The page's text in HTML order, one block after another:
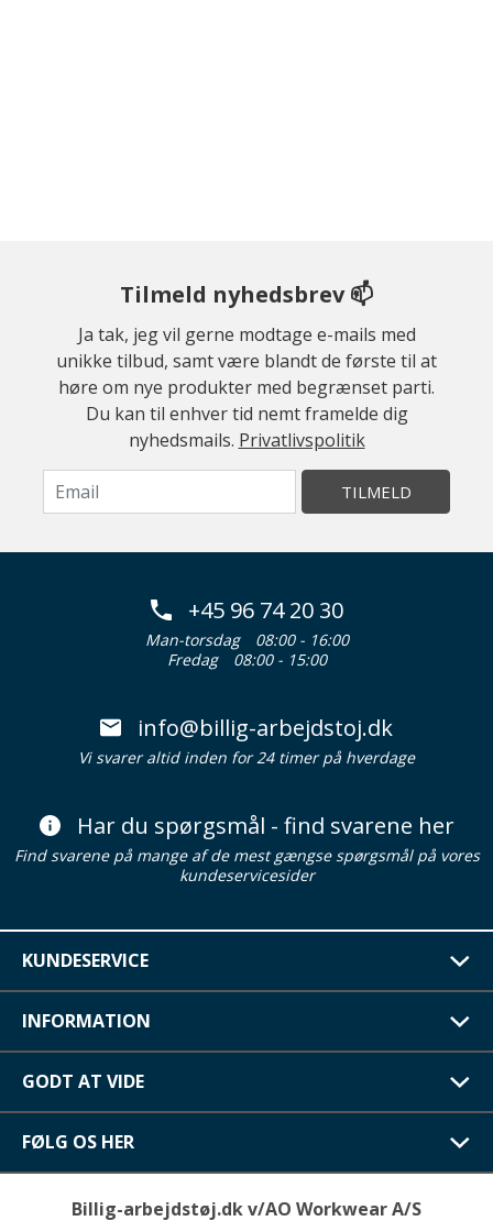
Tilmeld nyhedsbrev 📫
Ja tak, jeg vil gerne modtage e-mails med
unikke tilbud, samt være blandt de første til at
høre om nye produkter med begrænset parti.
Du kan til enhver tid nemt framelde dig
nyhedsmails. Privatlivspolitik
TILMELD
+45 96 74 20 30
Man-torsdag
08:00 - 16:00
Fredag
08:00 - 15:00
info@billig-arbejdstoj.dk
Vi svarer altid inden for 24 timer på hverdage
Har du spørgsmål - find svarene her
Find svarene på mange af de mest gængse spørgsmål på vores
kundeservicesider
KUNDESERVICE
INFORMATION
GODT AT VIDE
FØLG OS HER
Billig-arbejdstøj.dk v/AO Workwear A/S